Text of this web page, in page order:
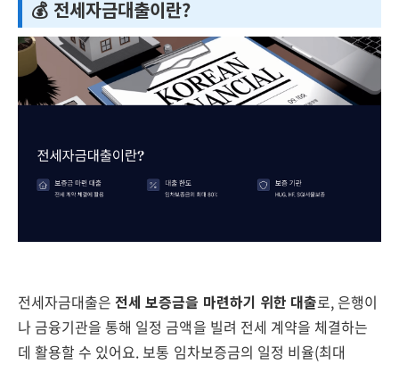
💰 전세자금대출이란?
전세자금대출은 전세 보증금을 마련하기 위한 대출로, 은행이
나 금융기관을 통해 일정 금액을 빌려 전세 계약을 체결하는
데 활용할 수 있어요. 보통 임차보증금의 일정 비율(최대